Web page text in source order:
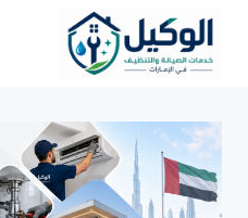
التجاوز
المحتوى